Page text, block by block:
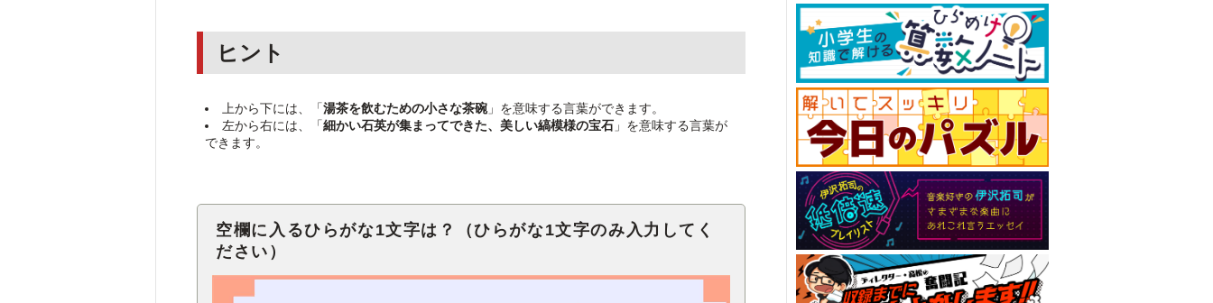
ヒント
上から下には、「湯茶を飲むための小さな茶碗」を意味する言葉ができます。
左から右には、「細かい石英が集まってできた、美しい縞模様の宝石 」を意味する言葉が
できます。
空欄に入るひらがな1文字は？（ひらがな1文字のみ入力してく
ださい）